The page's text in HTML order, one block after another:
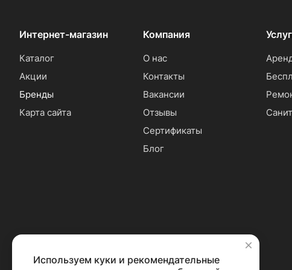
Интернет-магазин
Каталог
Акции
Бренды
Карта сайта
Компания
О нас
Контакты
Вакансии
Отзывы
Сертификаты
Блог
✕
Используем куки и рекомендательные